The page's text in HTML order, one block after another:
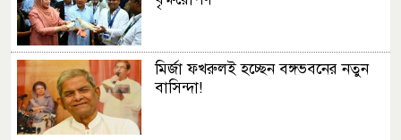
মির্জা ফখরুলই হচ্ছেন বঙ্গভবনের নতুন
বাসিন্দা!